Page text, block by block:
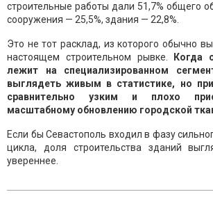
строительные работы дали 51,7% общего
сооружения — 25,5%, здания — 22,8%.
Это не тот расклад, из которого обычно
настоящем строительном рывке.
Когда
лежит на специализированном
выглядеть живым в статистике, но
сравнительно узким и плохо
масштабному обновлению городской
Если бы Севастополь входил в фазу
цикла, доля строительства зданий
увереннее.